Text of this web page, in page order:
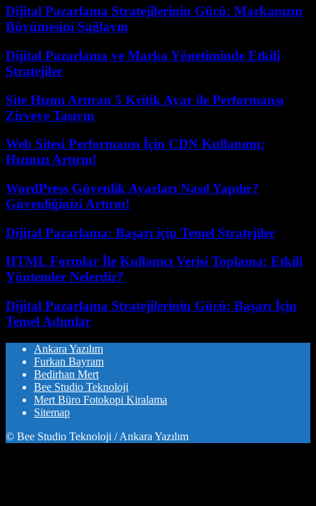
Dijital Pazarlama Stratejilerinin Gücü: Markanızın
Büyümesini Sağlayın
Dijital Pazarlama ve Marka Yönetiminde Etkili
Stratejiler
Site Hızını Artıran 5 Kritik Ayar ile Performansı
Zirveye Taşıyın
Web Sitesi Performansı İçin CDN Kullanımı:
Hızınızı Artırın!
WordPress Güvenlik Ayarları Nasıl Yapılır?
Güvenliğinizi Artırın!
Dijital Pazarlama: Başarı için Temel Stratejiler
HTML Formlar İle Kullanıcı Verisi Toplama: Etkili
Yöntemler Nelerdir?
Dijital Pazarlama Stratejilerinin Gücü: Başarı İçin
Temel Adımlar
Ankara Yazılım
Furkan Bayram
Bedirhan Mert
Bee Studio Teknoloji
Mert Büro Fotokopi Kiralama
Sitemap
© Bee Studio Teknoloji / Ankara Yazılım